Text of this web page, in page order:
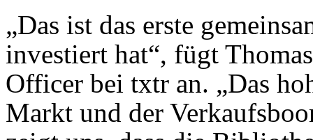
„Das ist das erste
investiert hat“, fügt
Officer bei txtr an. „Das
Markt und der